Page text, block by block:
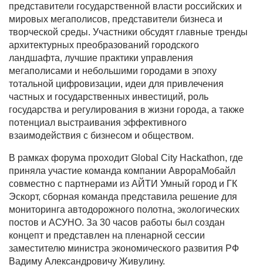
представители государственной власти российских и
мировых мегаполисов, представители бизнеса и
творческой среды. Участники обсудят главные тренды
архитектурных преобразований городского
ландшафта, лучшие практики управления
мегаполисами и небольшими городами в эпоху
тотальной цифровизации, идеи для привлечения
частных и государственных инвестиций, роль
государства и регулирования в жизни города, а также
потенциал выстраивания эффективного
взаимодействия с бизнесом и обществом.
В рамках форума проходит Global City Hackathon, где
приняла участие команда компании АврораМобайл
совместно с партнерами из АЙТИ Умный город и ГК
Эскорт, сборная команда представила решение для
мониторинга автодорожного полотна, экологических
постов и АСУНО. За 30 часов работы был создан
концепт и представлен на пленарной сессии
заместителю министра экономического развития РФ
Вадиму Александровичу Живулину.